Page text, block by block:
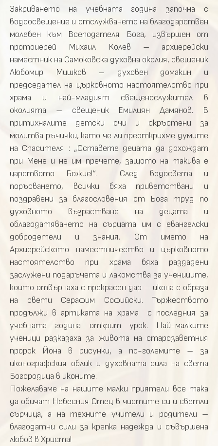
Закриването на учебната година започна с
водоосвещение и отслужването на благодарствен
молебен към Всеподателя Бога, извършен от
протоиерей Михаил Колев – архиерейски
наместник на Самоковска духовна околия, свещеник
Любомир Мишков – духовен домакин и
председател на църковното настоятелство при
храма и най-младият свещенослужител в
околията – свещеник Емилиян Дамянов. В
притихналите детски очи и скръстени за
молитва ръчички, като че ли преоткрихме думите
на Спасителя : „Оставете децата да дохождат
при Мене и не им пречете, защото на такива е
царството Божие!“. След водосвета и
поръсването, всички бяха приветствани и
поздравени за благословения от Бога труд по
духовното възрастване на децата и
облагодатяването на сърцата им с евангелски
добродетели и знания. От името на
Архиерейското наместничество и църковното
настоятелство при храма бяха раздадени
заслужени подаръчета и лакомства за учениците,
които отвърнаха с прекрасен дар – икона с образа
на свети Серафим Софийски. Тържеството
продължи в артиката на храма с последния за
учебната година открит урок. Най-малките
ученици разказаха за живота на старозаветния
пророк Йона в рисунки, а по-големите – за
иконографския облик и духовната сила на света
Богородица в иконите.
Пожелаваме на нашите малки приятели все така
да обичат Небесния Отец в чистите си и светли
сърчица, а на техните учители и родители –
благодатни сили за крепка надежда и съвършена
любов в Христа!